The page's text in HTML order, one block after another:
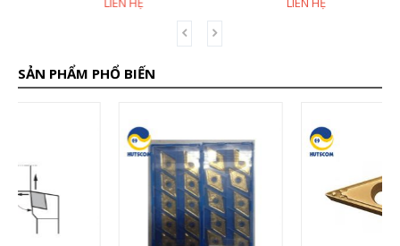
SẢN PHẨM PHỔ BIẾN